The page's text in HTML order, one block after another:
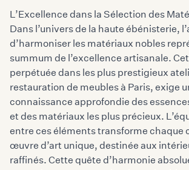
L’Excellence dans la Sélection des
Dans l’univers de la haute ébénisterie,
d’harmoniser les matériaux nobles
summum de l’excellence artisanale.
perpétuée dans les plus prestigieux
restauration de meubles à Paris, exige
connaissance approfondie des
et des matériaux les plus précieux.
entre ces éléments transforme chaque
œuvre d’art unique, destinée aux
raffinés. Cette quête d’harmonie